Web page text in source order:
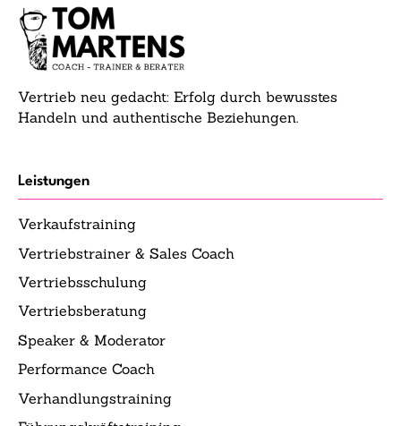
Vertrieb neu gedacht: Erfolg durch bewusstes
Handeln und authentische Beziehungen.
Leistungen
Verkaufstraining
Vertriebstrainer & Sales Coach
Vertriebsschulung
Vertriebsberatung
Speaker & Moderator
Performance Coach
Verhandlungstraining